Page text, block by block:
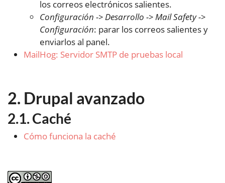
los correos electrónicos salientes.
Configuración -> Desarrollo -> Mail Safety ->
Configuración: parar los correos salientes y
enviarlos al panel.
MailHog: Servidor SMTP de pruebas local
Drupal avanzado
Caché
Cómo funciona la caché